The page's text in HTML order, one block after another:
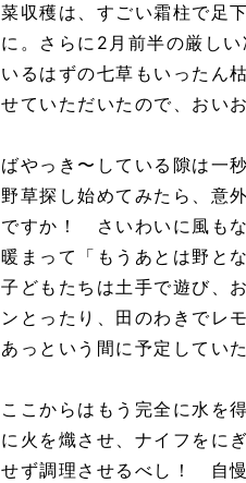
菜収穫は、すごい霜柱で足
に。さらに2月前半の厳し
いるはずの七草もいったん
せていただいたので、おい
ばやっき〜している隙は一
野草探し始めてみたら、意
ですか！ さいわいに風も
暖まって「もうあとは野と
子どもたちは土手で遊び、
ンとったり、田のわきでレ
あっという間に予定してい
ここからはもう完全に水を
に火を熾させ、ナイフをに
せず調理させるべし！ 自